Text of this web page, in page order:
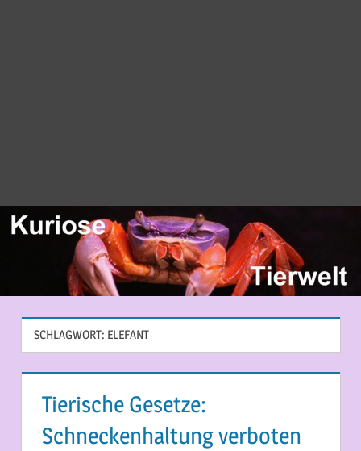
SCHLAGWORT: ELEFANT
Tierische Gesetze:
Schneckenhaltung verboten